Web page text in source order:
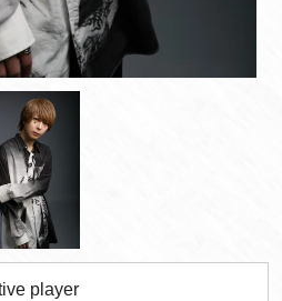
player